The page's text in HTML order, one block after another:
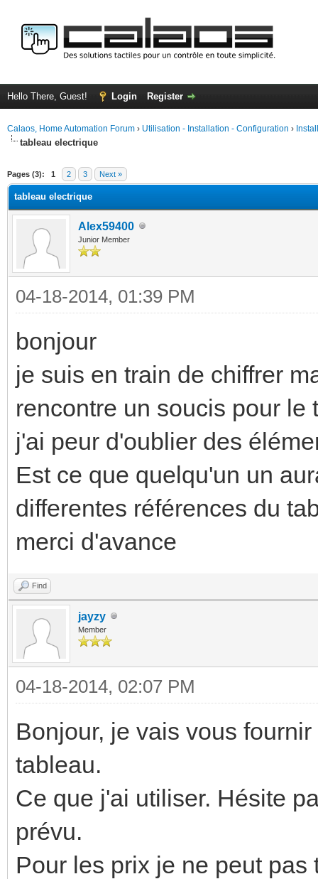
Hello There, Guest! Login Register
Calaos, Home Automation Forum › Utilisation - Installation - Configuration ›
tableau electrique
Pages (3): 1 2 3 Next »
tableau electrique
Alex59400
Junior Member
04-18-2014, 01:39 PM
bonjour
je suis en train de chiffrer
rencontre un soucis pour le
j'ai peur d'oublier des
Est ce que quelqu'un un
differentes références du
merci d'avance
Find
jayzy
Member
04-18-2014, 02:07 PM
Bonjour, je vais vous
tableau.
Ce que j'ai utiliser. Hésite
prévu.
Pour les prix je ne peut